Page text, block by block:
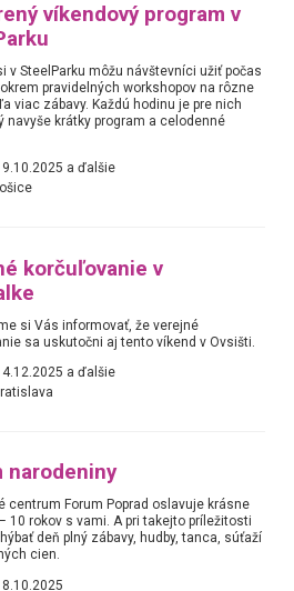
víkendový program v
v SteelParku môžu návštevníci užiť počas
pravidelných workshopov na rôzne
viac zábavy. Každú hodinu je pre nich
navyše krátky program a celodenné
a ďalšie
korčuľovanie v
si Vás informovať, že verejné
sa uskutočni aj tento víkend v Ovsišti.
a ďalšie
narodeniny
centrum Forum Poprad oslavuje krásne
10 rokov s vami. A pri takejto príležitosti
deň plný zábavy, hudby, tanca, súťaží
cien.